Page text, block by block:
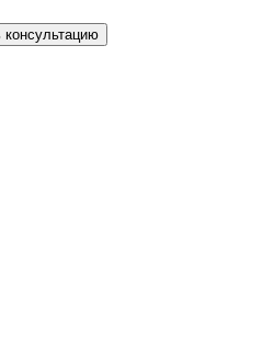
консультацию